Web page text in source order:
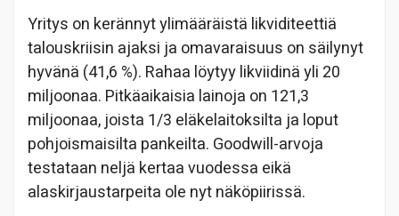
Yritys on kerännyt ylimääräistä likviditeettiä
talouskriisin ajaksi ja omavaraisuus on säilynyt
hyvänä (41,6 %). Rahaa löytyy likviidinä yli 20
miljoonaa. Pitkäaikaisia lainoja on 121,3
miljoonaa, joista 1/3 eläkelaitoksilta ja loput
pohjoismaisilta pankeilta. Goodwill-arvoja
testataan neljä kertaa vuodessa eikä
alaskirjaustarpeita ole nyt näköpiirissä.